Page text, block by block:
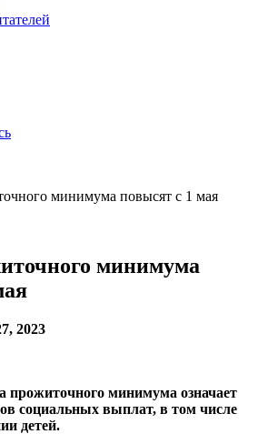
минимума повысят с 1 мая
минимума
2023
прожиточного минимума означает
социальных выплат, в том числе
детей.